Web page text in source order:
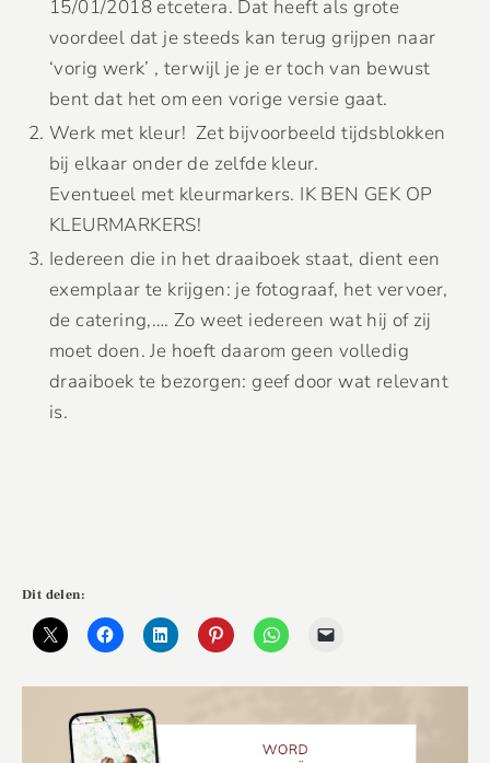
15/01/2018 etcetera. Dat heeft als grote
voordeel dat je steeds kan terug grijpen naar
‘vorig werk’ , terwijl je je er toch van bewust
bent dat het om een vorige versie gaat.
Werk met kleur! Zet bijvoorbeeld tijdsblokken
bij elkaar onder de zelfde kleur.
Eventueel met kleurmarkers. IK BEN GEK OP
KLEURMARKERS!
Iedereen die in het draaiboek staat, dient een
exemplaar te krijgen: je fotograaf, het vervoer,
de catering,…. Zo weet iedereen wat hij of zij
moet doen. Je hoeft daarom geen volledig
draaiboek te bezorgen: geef door wat relevant
is.
Dit delen: